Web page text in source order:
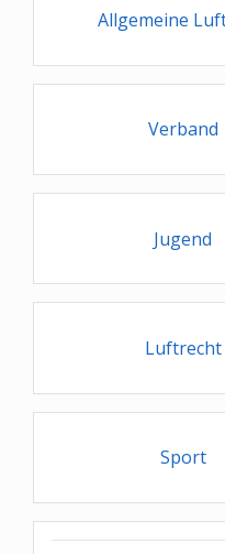
Allgemeine
Verband
Jugend
Luftrecht
Sport